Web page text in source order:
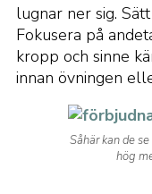
lugnar ner sig.
Fokusera på
kropp och sinne
innan övningen
Såhär kan de
hög